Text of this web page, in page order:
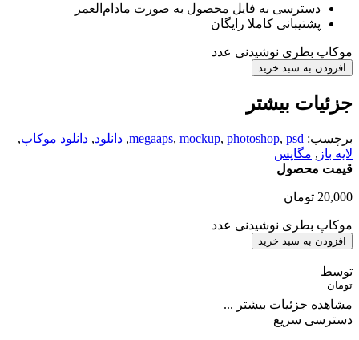
دسترسی به فایل محصول به صورت مادام‌العمر
پشتیبانی کاملا رایگان
موکاپ بطری نوشیدنی عدد
افزودن به سبد خرید
جزئیات بیشتر
برچسب: megaaps, mockup, photoshop, psd
, دانلود, دانلود موکاپ,
لایه باز , مگاپس
قیمت محصول
20,000 تومان
موکاپ بطری نوشیدنی عدد
افزودن به سبد خرید
توسط
تومان
مشاهده جزئیات بیشتر ...
دسترسی سریع